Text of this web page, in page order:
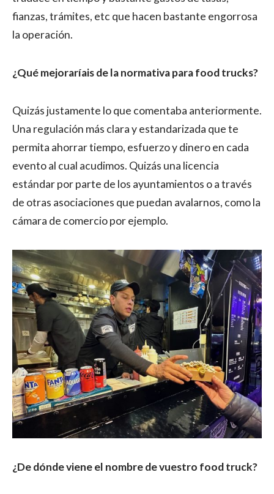
fianzas, trámites, etc que hacen bastante engorrosa
la operación.
¿Qué mejoraríais de la normativa para food trucks?
Quizás justamente lo que comentaba anteriormente.
Una regulación más clara y estandarizada que te
permita ahorrar tiempo, esfuerzo y dinero en cada
evento al cual acudimos. Quizás una licencia
estándar por parte de los ayuntamientos o a través
de otras asociaciones que puedan avalarnos, como la
cámara de comercio por ejemplo.
¿De dónde viene el nombre de vuestro food truck?